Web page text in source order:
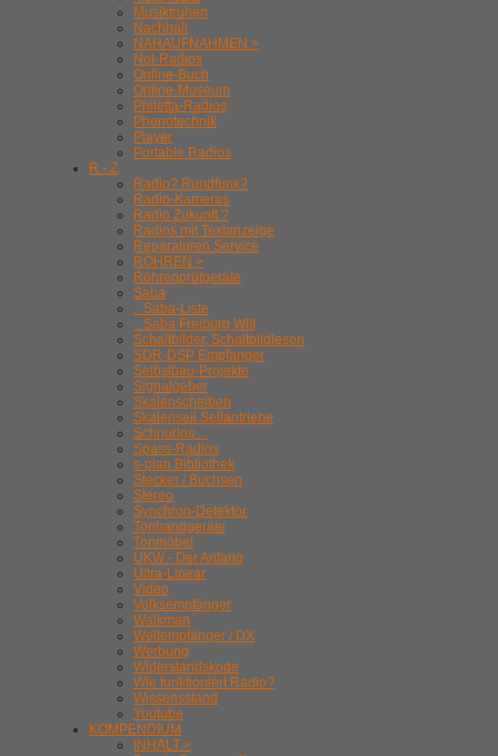
Musiktruhen
Nachhall
NAHAUFNAHMEN >
Not-Radios
Online-Buch
Online-Museum
Philetta-Radios
Phonotechnik
Player
Portable Radios
R - Z
Radio? Rundfunk?
Radio-Kameras
Radio Zukunft ?
Radios mit Textanzeige
Reparaturen Service
RÖHREN >
Röhrenprüfgeräte
Saba
.. Saba-Liste
.. Saba Freiburg WIII
Schaltbilder, Schaltbildlesen
SDR-DSP Empfänger
Selbstbau-Projekte
Signalgeber
Skalenscheiben
Skalenseil Seilantriebe
Schnurlos ...
Spass-Radios
s-plan Bibliothek
Stecker / Buchsen
Stereo
Synchron-Detektor
Tonbandgeräte
Tonmöbel
UKW - Der Anfang
Ultra-Linear
Video
Volksempfänger
Walkman
Weltempfänger / DX
Werbung
Widerstandskode
Wie funktioniert Radio?
Wissensstand
Youtube
KOMPENDIUM
INHALT >